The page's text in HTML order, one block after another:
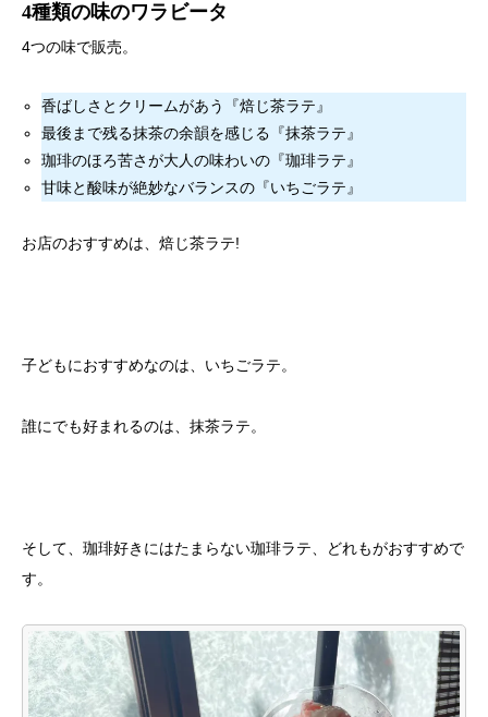
4種類の味のワラビータ
4つの味で販売。
香ばしさとクリームがあう『焙じ茶ラテ』
最後まで残る抹茶の余韻を感じる『抹茶ラテ』
珈琲のほろ苦さが大人の味わいの『珈琲ラテ』
甘味と酸味が絶妙なバランスの『いちごラテ』
お店のおすすめは、焙じ茶ラテ!
子どもにおすすめなのは、いちごラテ。
誰にでも好まれるのは、抹茶ラテ。
そして、珈琲好きにはたまらない珈琲ラテ、どれもがおすすめで
す。